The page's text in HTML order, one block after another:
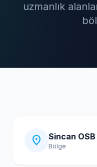
uzmanlık
location_on Sincan
Bölge